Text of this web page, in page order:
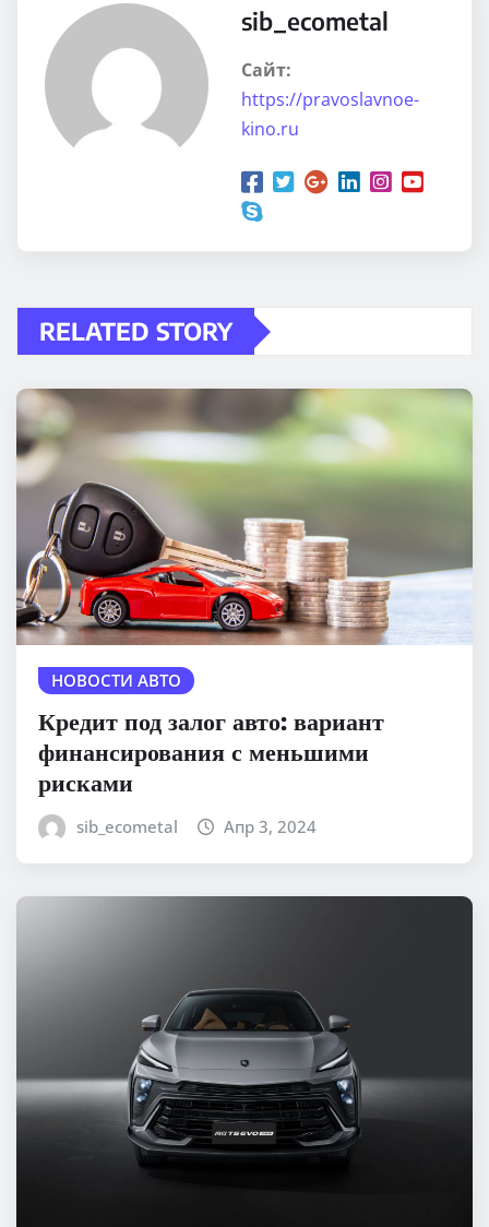
sib_ecometal
Сайт:
https://pravoslavnoe-
kino.ru
RELATED STORY
НОВОСТИ АВТО
Кредит под залог авто: вариант
финансирования с меньшими
рисками
sib_ecometal Апр 3, 2024